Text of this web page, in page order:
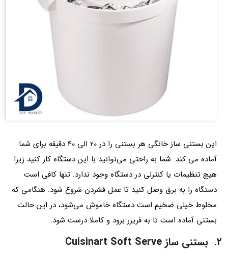
این بستنی ساز خانگی هر بستنی را در 20 الی 40 دقیقه برای شما
آماده می کند. شما به راحتی می‌توانید با این دستگاه کار کنید زیرا
هیچ تنظیمات یا کنترلی در دستگاه وجود ندارد. تنها کافی است
دستگاه را به برق وصل کنید تا عمل فشردن شروع شود. هنگامی که
مخلوط خیلی ضخیم است دستگاه خاموش می‌شود، در این حالت
بستنی آماده است تا به فریزر برود و کاملا درست شود.
2. بستنی ساز Cuisinart Soft Serve